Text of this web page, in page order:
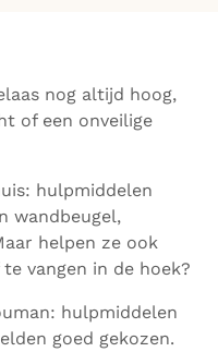
nog altijd hoog,
of een onveilige
hulpmiddelen
wandbeugel,
helpen ze ook
vangen in de hoek?
hulpmiddelen
goed gekozen.